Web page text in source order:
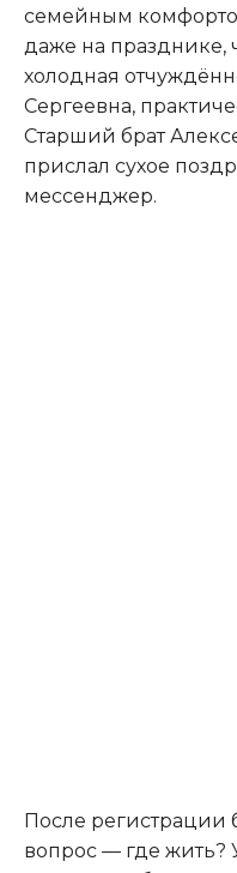
семейным
даже на празднике,
холодная
Сергеевна,
Старший брат
прислал сухое
мессенджер.
После регистрации
вопрос — где